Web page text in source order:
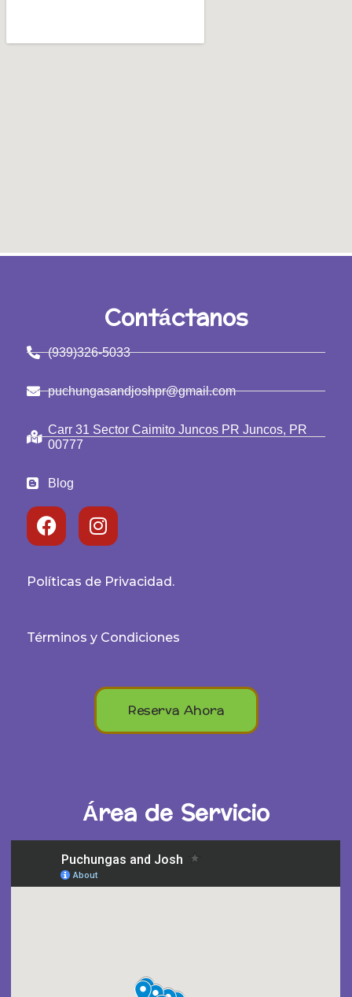
Contáctanos
(939)326-5033
puchungasandjoshpr@gmail.com
Carr 31 Sector Caimito Juncos PR Juncos, PR
00777
Blog
Políticas de Privacidad.
Términos y Condiciones
Reserva Ahora
Área de Servicio